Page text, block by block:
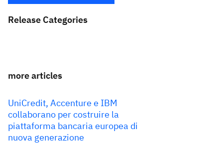
Release Categories
more articles
UniCredit, Accenture e IBM
collaborano per costruire la
piattaforma bancaria europea di
nuova generazione